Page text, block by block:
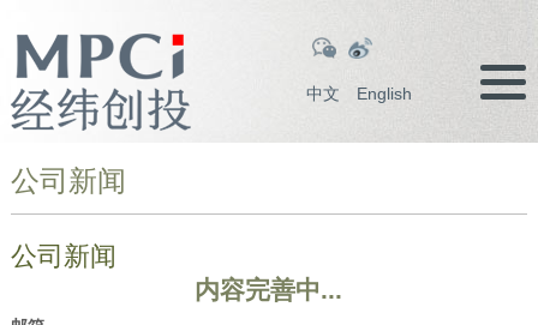
中文 English
公司新闻
公司新闻
内容完善中...